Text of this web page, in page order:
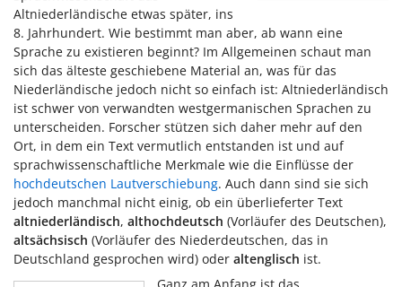
Altniederländische etwas später, ins
8. Jahrhundert. Wie bestimmt man aber, ab wann eine
Sprache zu existieren beginnt? Im Allgemeinen schaut man
sich das älteste geschiebene Material an, was für das
Niederländische jedoch nicht so einfach ist: Altniederländisch
ist schwer von verwandten westgermanischen Sprachen zu
unterscheiden. Forscher stützen sich daher mehr auf den
Ort, in dem ein Text vermutlich entstanden ist und auf
sprachwissenschaftliche Merkmale wie die Einflüsse der
hochdeutschen Lautverschiebung. Auch dann sind sie sich
jedoch manchmal nicht einig, ob ein überlieferter Text
altniederländisch, althochdeutsch (Vorläufer des Deutschen),
altsächsisch (Vorläufer des Niederdeutschen, das in
Deutschland gesprochen wird) oder altenglisch ist.
Ganz am Anfang ist das